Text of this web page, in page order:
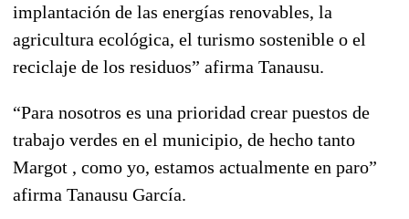
implantación de las energías renovables, la
agricultura ecológica, el turismo sostenible o el
reciclaje de los residuos” afirma Tanausu.
“Para nosotros es una prioridad crear puestos de
trabajo verdes en el municipio, de hecho tanto
Margot , como yo, estamos actualmente en paro”
afirma Tanausu García.